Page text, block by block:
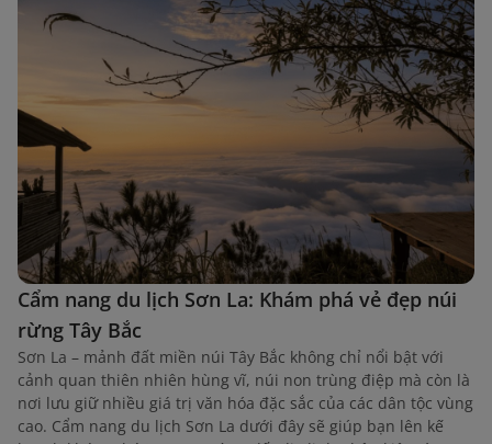
Cẩm nang du lịch Sơn La: Khám phá vẻ đẹp núi
rừng Tây Bắc
Sơn La – mảnh đất miền núi Tây Bắc không chỉ nổi bật với
cảnh quan thiên nhiên hùng vĩ, núi non trùng điệp mà còn là
nơi lưu giữ nhiều giá trị văn hóa đặc sắc của các dân tộc vùng
cao. Cẩm nang du lịch Sơn La dưới đây sẽ giúp bạn lên kế